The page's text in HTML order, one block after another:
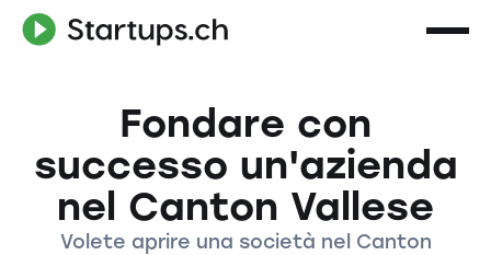
Fondare con
successo un'azienda
nel Canton Vallese
Volete aprire una società nel Canton